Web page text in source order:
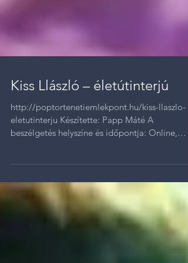
Kiss Llászló – életútinterjú
http://poptortenetiemlekpont.hu/kiss-llaszlo-
eletutinterju Készítette: Papp Máté A
2020....